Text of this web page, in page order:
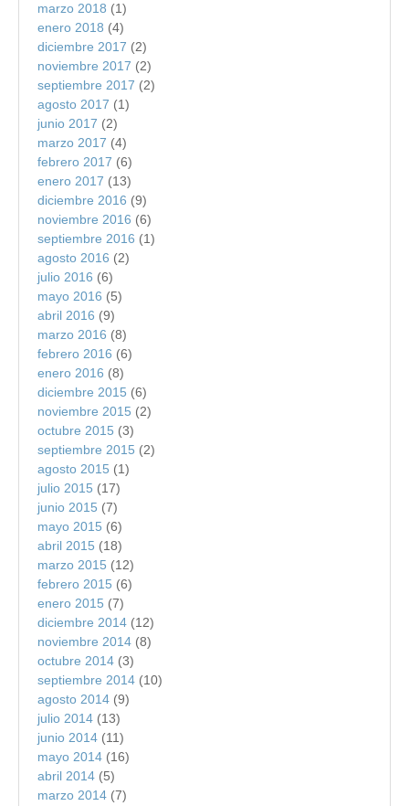
marzo 2018 (1)
enero 2018 (4)
diciembre 2017 (2)
noviembre 2017 (2)
septiembre 2017 (2)
agosto 2017 (1)
junio 2017 (2)
marzo 2017 (4)
febrero 2017 (6)
enero 2017 (13)
diciembre 2016 (9)
noviembre 2016 (6)
septiembre 2016 (1)
agosto 2016 (2)
julio 2016 (6)
mayo 2016 (5)
abril 2016 (9)
marzo 2016 (8)
febrero 2016 (6)
enero 2016 (8)
diciembre 2015 (6)
noviembre 2015 (2)
octubre 2015 (3)
septiembre 2015 (2)
agosto 2015 (1)
julio 2015 (17)
junio 2015 (7)
mayo 2015 (6)
abril 2015 (18)
marzo 2015 (12)
febrero 2015 (6)
enero 2015 (7)
diciembre 2014 (12)
noviembre 2014 (8)
octubre 2014 (3)
septiembre 2014 (10)
agosto 2014 (9)
julio 2014 (13)
junio 2014 (11)
mayo 2014 (16)
abril 2014 (5)
marzo 2014 (7)